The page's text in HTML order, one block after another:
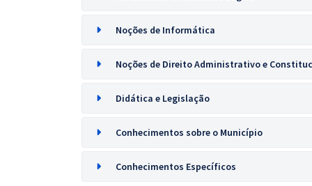
Noções de Informática
Noções de Direito Administrativo e
Didática e Legislação
Conhecimentos sobre o Município
Conhecimentos Específicos